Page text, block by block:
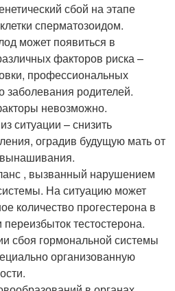
сбой на этапе
сперматозоидом.
может появиться в
факторов риска –
профессиональных
заболевания родителей.
невозможно.
ситуации – снизить
оградив будущую мать от
, вызванный нарушением
На ситуацию может
количество прогестерона в
тестостерона.
сбоя гормональной системы
организованную